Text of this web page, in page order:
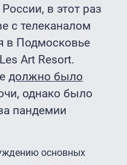
в этот раз
с телеканалом
в Подмосковье
Art Resort.
должно было
однако было
пандемии
основных